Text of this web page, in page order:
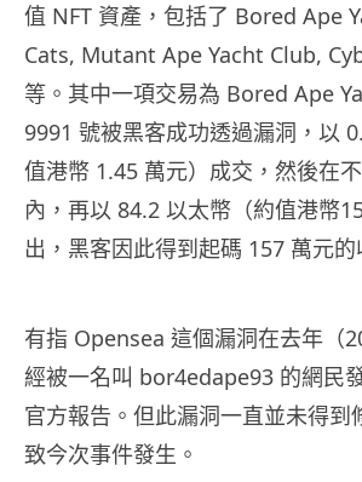
值 NFT 資產，包括了 Bored Ape
Cats, Mutant Ape Yacht Club,
等。其中一項交易為 Bored Ape
9991 號被黑客成功透過漏洞，以
值港幣 1.45 萬元）成交，然後在
內，再以 84.2 以太幣（約值港幣
出，黑客因此得到起碼 157 萬元的
有指 Opensea 這個漏洞在去年（
經被一名叫 bor4edape93 的網民
官方報告。但此漏洞一直並未得到
致今次事件發生。